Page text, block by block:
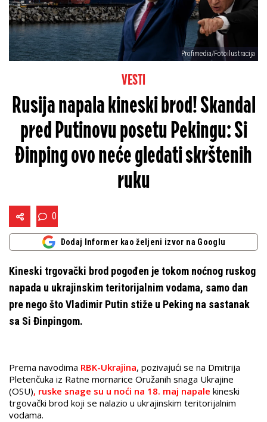
Profimedia/Fotoilustracija
VESTI
Rusija napala kineski brod! Skandal
pred Putinovu posetu Pekingu: Si
Đinping ovo neće gledati skrštenih
ruku
0
Dodaj Informer kao željeni izvor na Googlu
Kineski trgovački brod pogođen je tokom noćnog ruskog
napada u ukrajinskim teritorijalnim vodama, samo dan
pre nego što Vladimir Putin stiže u Peking na sastanak
sa Si Đinpingom.
Prema navodima RBK-Ukrajina, pozivajući se na Dmitrija
Pletenčuka iz Ratne mornarice Oružanih snaga Ukrajine
(OSU), ruske snage su u noći na 18. maj napale kineski
trgovački brod koji se nalazio u ukrajinskim teritorijalnim
vodama.